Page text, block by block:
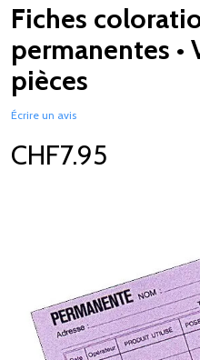
Fiches
permanentes •
pièces
Écrire un avis
CHF7.95